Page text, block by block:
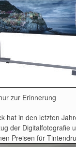
zur Erinnerung
hat in den letzten
der Digitalfotografie
Preisen für